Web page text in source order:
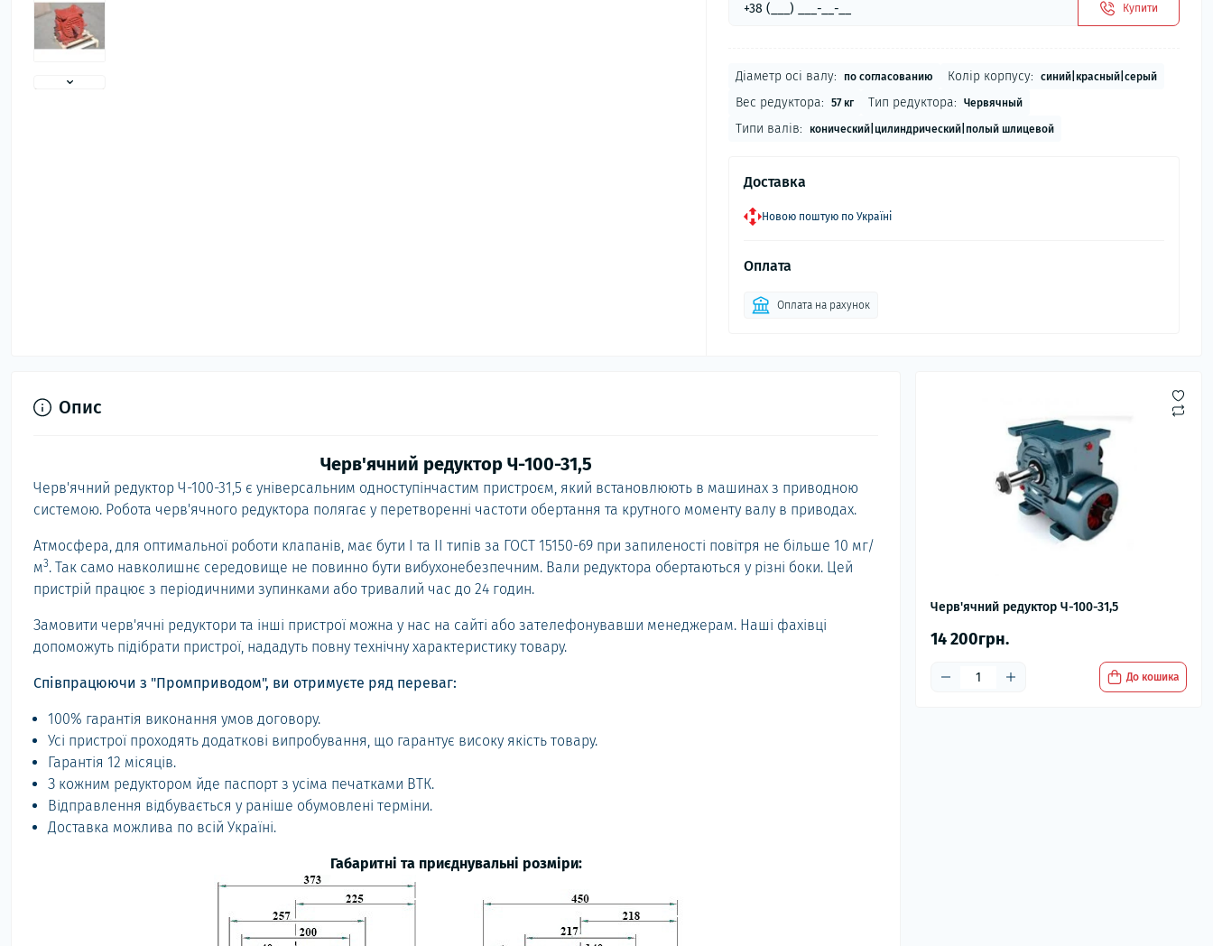
Купити
Діаметр осі валу: по согласованию Колір корпусу: синий|красный|серый
Вес редуктора: 57 кг Тип редуктора: Червячный
Типи валів: конический|цилиндрический|полый шлицевой
Доставка
Новою поштую по Україні
Оплата
Оплата на рахунок
Черв'ячний редуктор Ч-100-31,5
14 200грн.
До кошика
Опис
Черв'ячний редуктор Ч-100-31,5
Черв'ячний редуктор Ч-100-31,5 є універсальним одноступінчастим пристроєм, який встановлюють в машинах з приводною
системою. Робота черв'ячного редуктора полягає у перетворенні частоти обертання та крутного моменту валу в приводах.
Атмосфера, для оптимальної роботи клапанів, має бути І та ІІ типів за ГОСТ 15150-69 при запиленості повітря не більше 10 мг/
м3. Так само навколишнє середовище не повинно бути вибухонебезпечним. Вали редуктора обертаються у різні боки. Цей
пристрій працює з періодичними зупинками або тривалий час до 24 годин.
Замовити черв'ячні редуктори та інші пристрої можна у нас на сайті або зателефонувавши менеджерам. Наші фахівці
допоможуть підібрати пристрої, нададуть повну технічну характеристику товару.
Співпрацюючи з "Промприводом", ви отримуєте ряд переваг:
100% гарантія виконання умов договору.
Усі пристрої проходять додаткові випробування, що гарантує високу якість товару.
Гарантія 12 місяців.
З кожним редуктором йде паспорт з усіма печатками ВТК.
Відправлення відбувається у раніше обумовлені терміни.
Доставка можлива по всій Україні.
Габаритні та приєднувальні розміри: